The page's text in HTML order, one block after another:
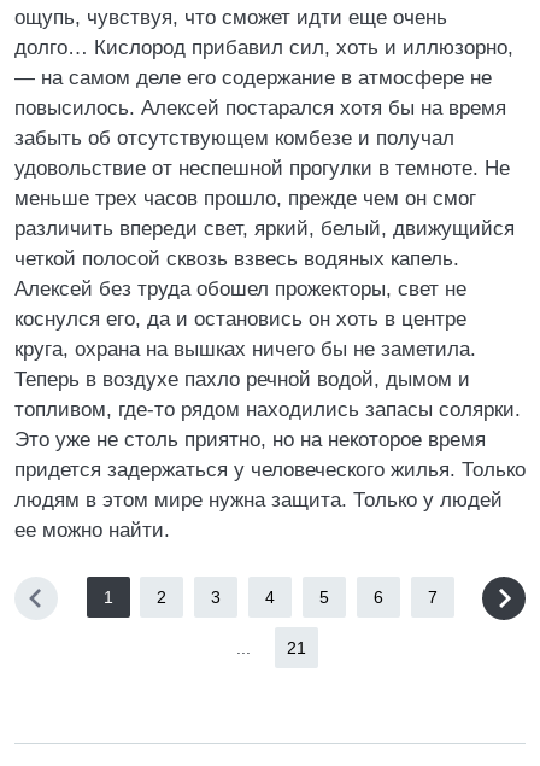
ощупь, чувствуя, что сможет идти еще очень
долго… Кислород прибавил сил, хоть и иллюзорно,
— на самом деле его содержание в атмосфере не
повысилось. Алексей постарался хотя бы на время
забыть об отсутствующем комбезе и получал
удовольствие от неспешной прогулки в темноте. Не
меньше трех часов прошло, прежде чем он смог
различить впереди свет, яркий, белый, движущийся
четкой полосой сквозь взвесь водяных капель.
Алексей без труда обошел прожекторы, свет не
коснулся его, да и остановись он хоть в центре
круга, охрана на вышках ничего бы не заметила.
Теперь в воздухе пахло речной водой, дымом и
топливом, где‑то рядом находились запасы солярки.
Это уже не столь приятно, но на некоторое время
придется задержаться у человеческого жилья. Только
людям в этом мире нужна защита. Только у людей
ее можно найти.
1 2 3 4 5 6 7
21